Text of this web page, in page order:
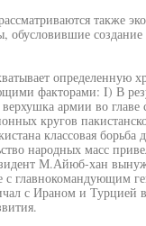
также
обусловившие
определенную
факторами: I) В
армии во
кругов
классовая
народных масс
М.Айюб-хан
с главнокомандующим
с Ираном и